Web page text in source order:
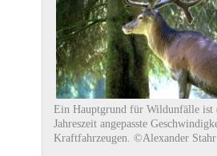
Ein Hauptgrund für Wildunfälle ist
Jahreszeit angepasste
Kraftfahrzeugen. ©Alexander Stahr